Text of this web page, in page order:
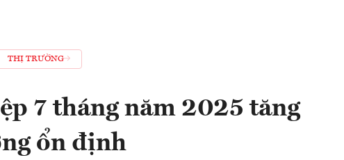
THỊ TRƯỜNG
7 tháng năm 2025 tăng
ổn định